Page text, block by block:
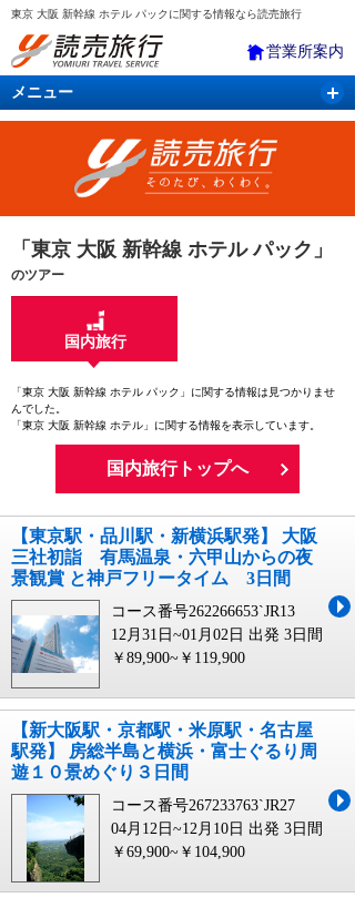
東京 大阪 新幹線 ホテル パックに関する情報なら読売旅行
営業所案内
メニュー
国内旅行 バスツアー 海外旅行
「東京 大阪 新幹線 ホテル パック」
のツアー
国内旅行
「東京 大阪 新幹線 ホテル パック」に関する情報は見つかりませ
んでした。
「東京 大阪 新幹線 ホテル」に関する情報を表示しています。
国内旅行トップへ
【東京駅・品川駅・新横浜駅発】 大阪
三社初詣 有馬温泉・六甲山からの夜
景観賞 と神戸フリータイム 3日間
コース番号262266653`JR13
12月31日~01月02日 出発 3日間
￥89,900~￥119,900
【新大阪駅・京都駅・米原駅・名古屋
駅発】 房総半島と横浜・富士ぐるり周
遊１０景めぐり３日間
コース番号267233763`JR27
04月12日~12月10日 出発 3日間
￥69,900~￥104,900